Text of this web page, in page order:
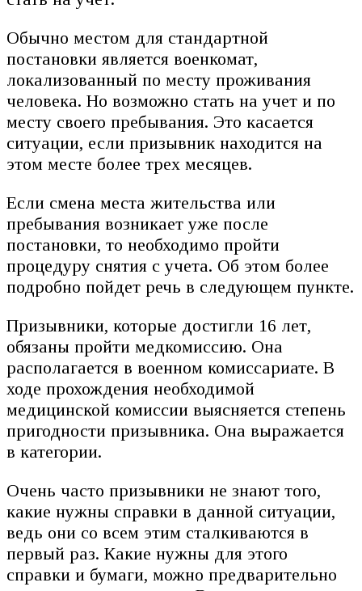
Обычно местом для стандартной
постановки является военкомат,
локализованный по месту проживания
человека. Но возможно стать на учет и по
месту своего пребывания. Это касается
ситуации, если призывник находится на
этом месте более трех месяцев.
Если смена места жительства или
пребывания возникает уже после
постановки, то необходимо пройти
процедуру снятия с учета. Об этом более
подробно пойдет речь в следующем пункте.
Призывники, которые достигли 16 лет,
обязаны пройти медкомиссию. Она
располагается в военном комиссариате. В
ходе прохождения необходимой
медицинской комиссии выясняется степень
пригодности призывника. Она выражается
в категории.
Очень часто призывники не знают того,
какие нужны справки в данной ситуации,
ведь они со всем этим сталкиваются в
первый раз. Какие нужны для этого
справки и бумаги, можно предварительно